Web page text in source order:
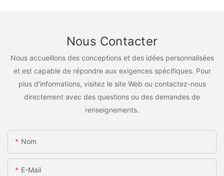
Nous Contacter
Nous accueillons des conceptions et des idées personnalisées
et est capable de répondre aux exigences spécifiques. Pour
plus d'informations, visitez le site Web ou contactez-nous
directement avec des questions ou des demandes de
renseignements.
Nom
E-Mail